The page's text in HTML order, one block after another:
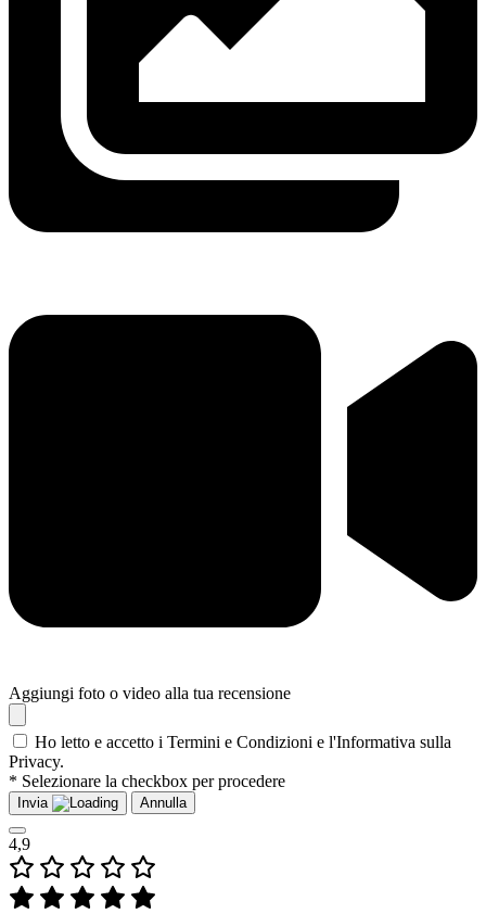
Aggiungi foto o video alla tua recensione
Ho letto e accetto i Termini e Condizioni e l'Informativa sulla
Privacy.
* Selezionare la checkbox per procedere
Invia Annulla
4,9